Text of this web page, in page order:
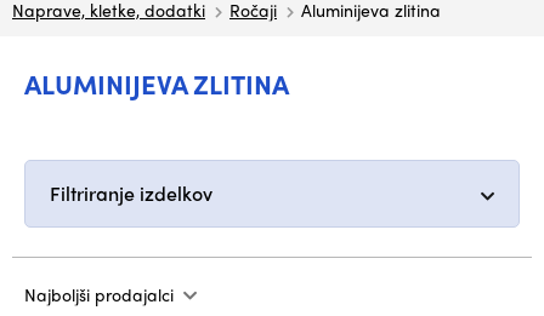
Naprave, kletke, dodatki
Ročaji Aluminijeva zlitina
ALUMINIJEVA ZLITINA
Filtriranje izdelkov
Najboljši prodajalci